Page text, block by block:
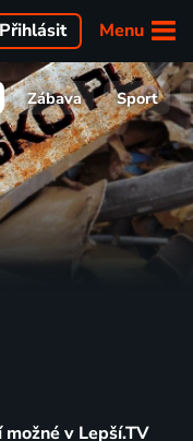
Menu
Přihlásit
Zábava Sport
v Lepší.TV